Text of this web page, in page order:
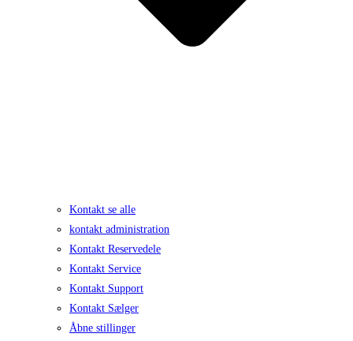
Kontakt se alle
kontakt administration
Kontakt Reservedele
Kontakt Service
Kontakt Support
Kontakt Sælger
Åbne stillinger